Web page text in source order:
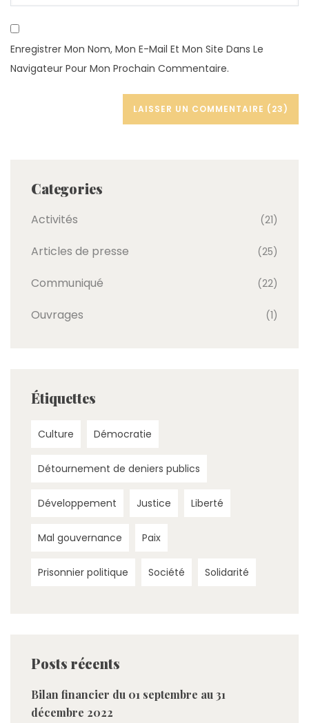
Enregistrer Mon Nom, Mon E-Mail Et Mon Site Dans Le
Navigateur Pour Mon Prochain Commentaire.
Categories
Activités (21)
Articles de presse (25)
Communiqué (22)
Ouvrages (1)
Étiquettes
Culture Démocratie
Détournement de deniers publics
Développement Justice Liberté
Mal gouvernance Paix
Prisonnier politique Société Solidarité
Posts récents
Bilan financier du 01 septembre au 31
décembre 2022